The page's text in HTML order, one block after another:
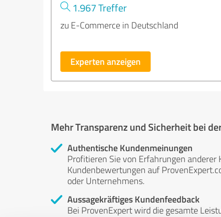
1.967 Treffer
zu E-Commerce in Deutschland
Experten anzeigen
Mehr Transparenz und Sicherheit bei
Authentische Kundenmeinungen
Profitieren Sie von Erfahrungen
Kundenbewertungen auf
oder Unternehmens.
Aussagekräftiges Kundenfeedback
Bei ProvenExpert wird die gesamte